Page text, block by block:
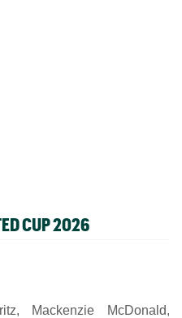
CUP 2026
Mackenzie McDonald,